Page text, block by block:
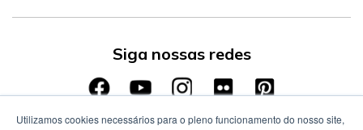
Siga nossas redes
Utilizamos cookies necessários para o pleno funcionamento do nosso site,